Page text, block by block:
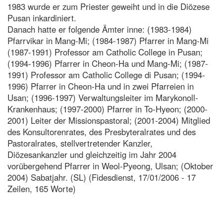
1983 wurde er zum Priester geweiht und in die Diözese
Pusan inkardiniert.
Danach hatte er folgende Ämter inne: (1983-1984)
Pfarrvikar in Mang-Mi; (1984-1987) Pfarrer in Mang-Mi
(1987-1991) Professor am Catholic College in Pusan;
(1994-1996) Pfarrer in Cheon-Ha und Mang-Mi; (1987-
1991) Professor am Catholic College di Pusan; (1994-
1996) Pfarrer in Cheon-Ha und in zwei Pfarreien in
Usan; (1996-1997) Verwaltungsleiter im Marykonoll-
Krankenhaus; (1997-2000) Pfarrer in To-Hyeon; (2000-
2001) Leiter der Missionspastoral; (2001-2004) Mitglied
des Konsultorenrates, des Presbyteralrates und des
Pastoralrates, stellvertretender Kanzler,
Diözesankanzler und gleichzeitig im Jahr 2004
vorübergehend Pfarrer in Weol-Pyeong, Ulsan; (Oktober
2004) Sabatjahr. (SL) (Fidesdienst, 17/01/2006 - 17
Zeilen, 165 Worte)